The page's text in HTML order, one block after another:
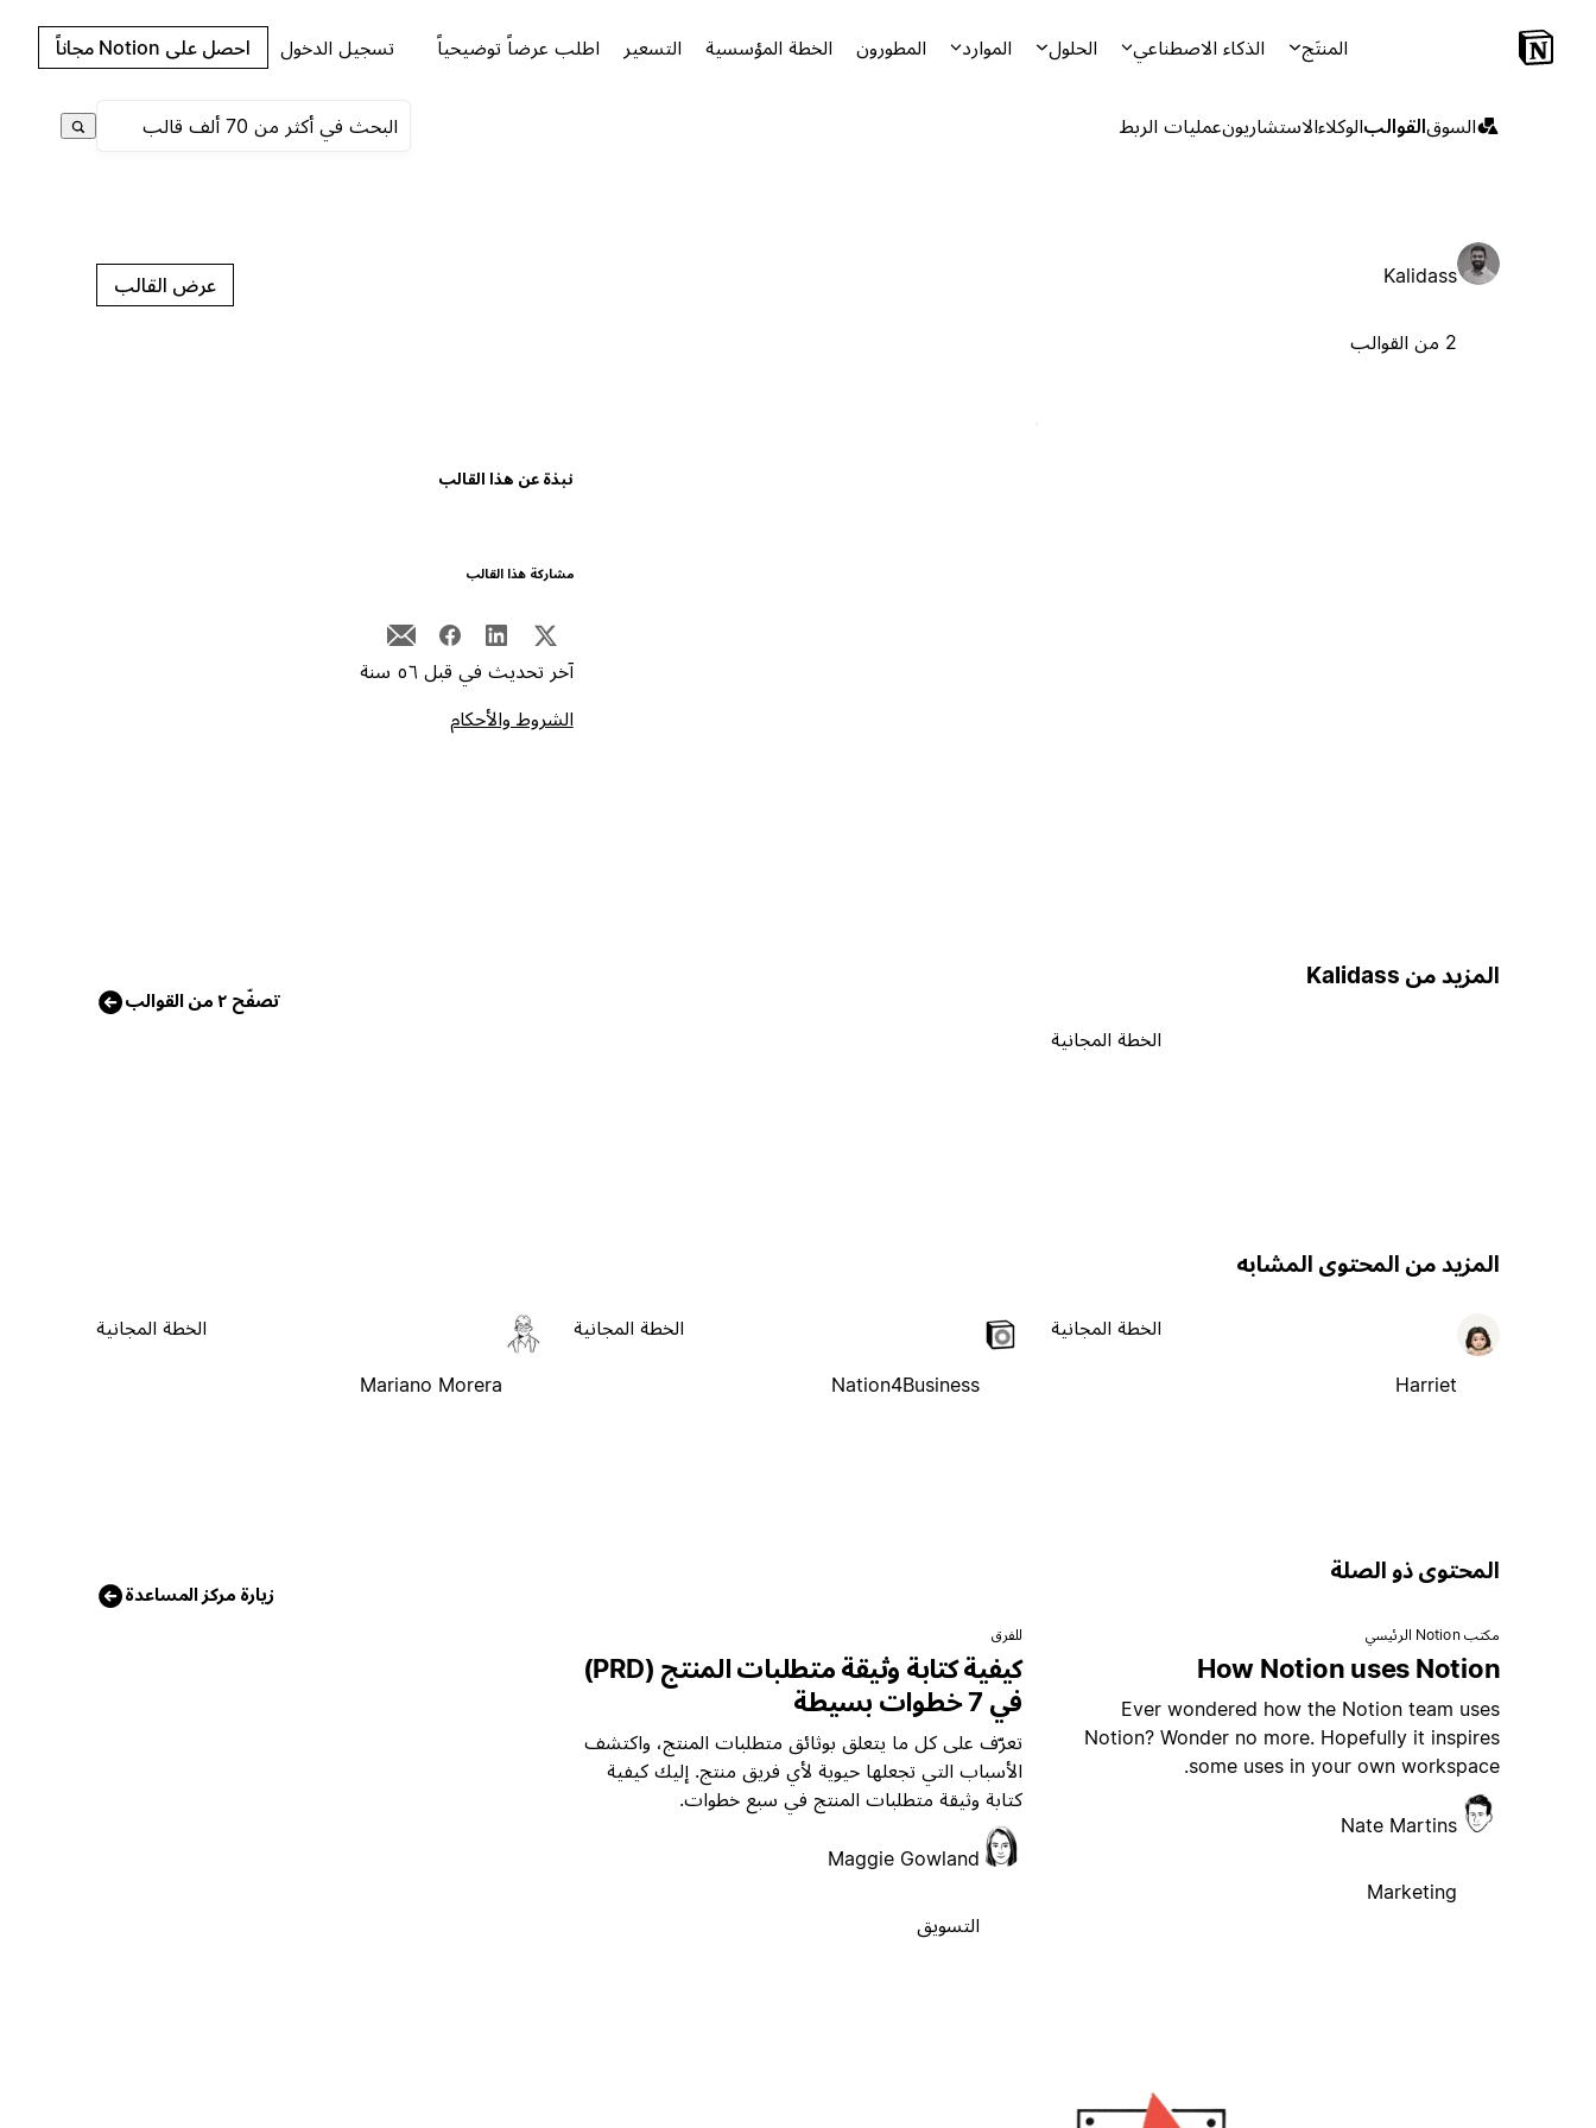
المنتَج الذكاء الاصطناعي الحلول الموارد المطورون الخطة المؤسسية التسعير اطلب عرضاً توضيحياً تسجيل الدخول احصل على Notion مجاناً
السوقالقوالبالوكلاءالاستشاريونعمليات الربط
Kalidass
2 من القوالب
عرض القالب
نبذة عن هذا القالب
مشاركة هذا القالب
آخر تحديث في قبل ٥٦ سنة
الشروط والأحكام
المزيد من Kalidass
تصفّح ٢ من القوالب
الخطة المجانية
المزيد من المحتوى المشابه
Harriet
الخطة المجانية
Nation4Business
الخطة المجانية
Mariano Morera
الخطة المجانية
المحتوى ذو الصلة
زيارة مركز المساعدة
مكتب Notion الرئيسي
How Notion uses Notion
Ever wondered how the Notion team uses
Notion? Wonder no more. Hopefully it inspires
some uses in your own workspace.
Nate Martins
Marketing
للفرق
كيفية كتابة وثيقة متطلبات المنتج (PRD)
في 7 خطوات بسيطة
تعرّف على كل ما يتعلق بوثائق متطلبات المنتج، واكتشف
الأسباب التي تجعلها حيوية لأي فريق منتج. إليك كيفية
كتابة وثيقة متطلبات المنتج في سبع خطوات.
Maggie Gowland
التسويق